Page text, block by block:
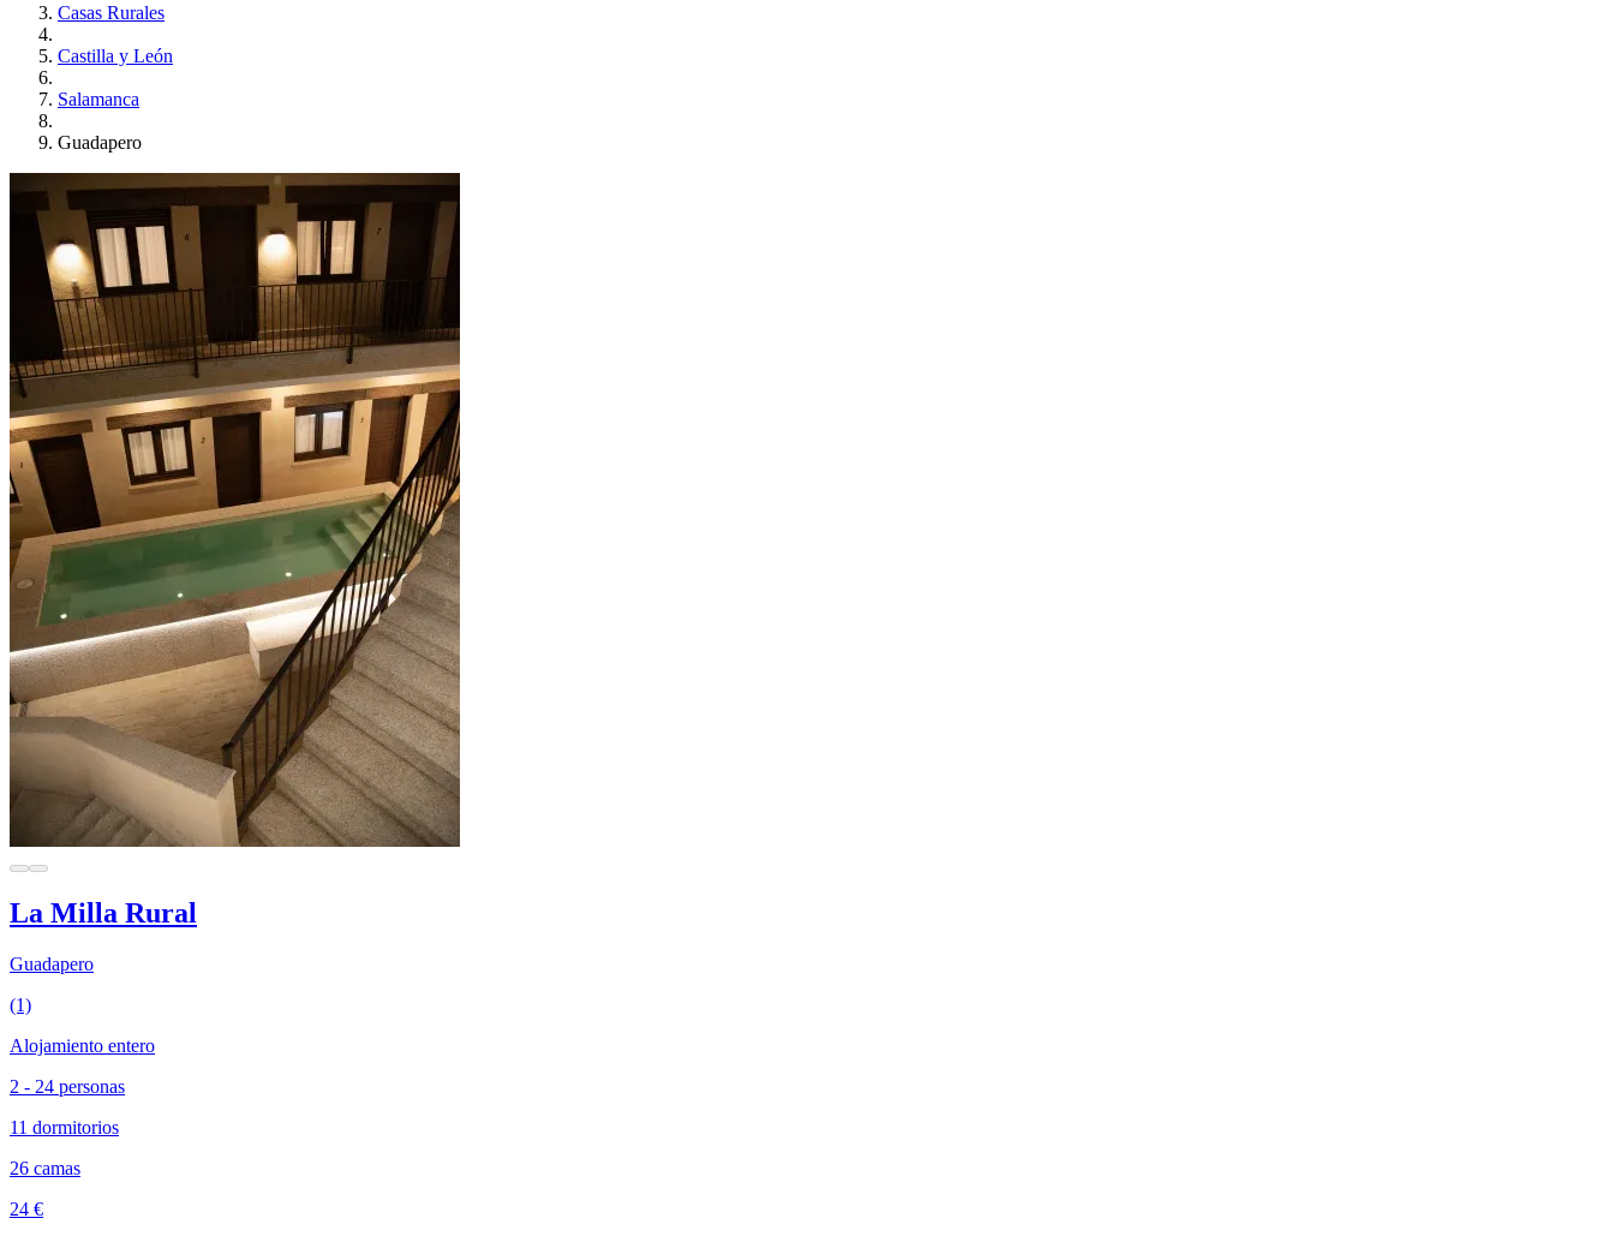
Casas Rurales
Castilla y León
Salamanca
Guadapero
La Milla Rural
Guadapero
(1)
Alojamiento entero
2 - 24 personas
11 dormitorios
26 camas
24 €